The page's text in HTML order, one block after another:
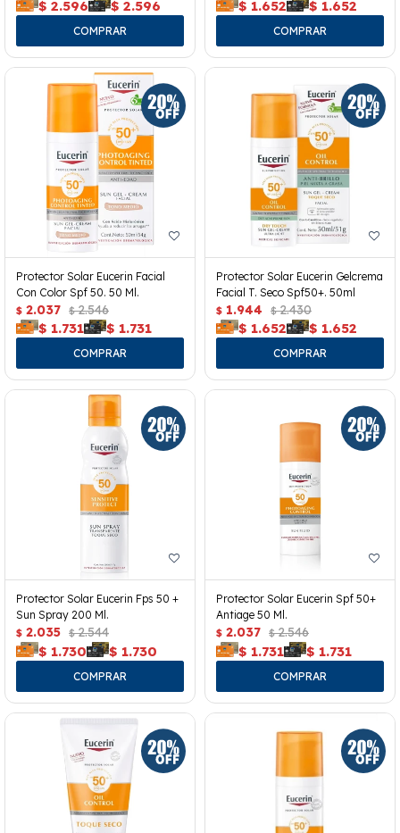
$ 2.596 $ 2.596 $ 1.652 $ 1.652
Protector Solar Eucerin Facial
Con Color Spf 50. 50 Ml.
$ 2.037 $ 2.546
$ 1.731 $ 1.731
Protector Solar Eucerin Gelcrema
Facial T. Seco Spf50+. 50ml
$ 1.944 $ 2.430
$ 1.652 $ 1.652
Protector Solar Eucerin Fps 50 +
Sun Spray 200 Ml.
$ 2.035 $ 2.544
$ 1.730 $ 1.730
Protector Solar Eucerin Spf 50+
Antiage 50 Ml.
$ 2.037 $ 2.546
$ 1.731 $ 1.731